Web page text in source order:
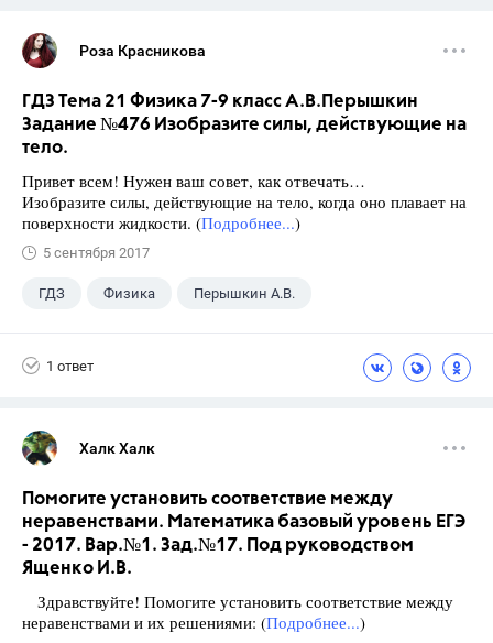
Роза Красникова
ГДЗ Тема 21 Физика 7-9 класс А.В.Перышкин
Задание №476 Изобразите силы, действующие на
тело.
Привет всем! Нужен ваш совет, как отвечать…
Изобразите силы, действующие на тело, когда оно плавает на
поверхности жидкости. (Подробнее...)
5 сентября 2017
ГДЗ Физика Перышкин А.В.
1 ответ
Халк Халк
Помогите установить соответствие между
неравенствами. Математика базовый уровень ЕГЭ
- 2017. Вар.№1. Зад.№17. Под руководством
Ященко И.В.
Здравствуйте! Помогите установить соответствие между
неравенствами и их решениями: (Подробнее...)